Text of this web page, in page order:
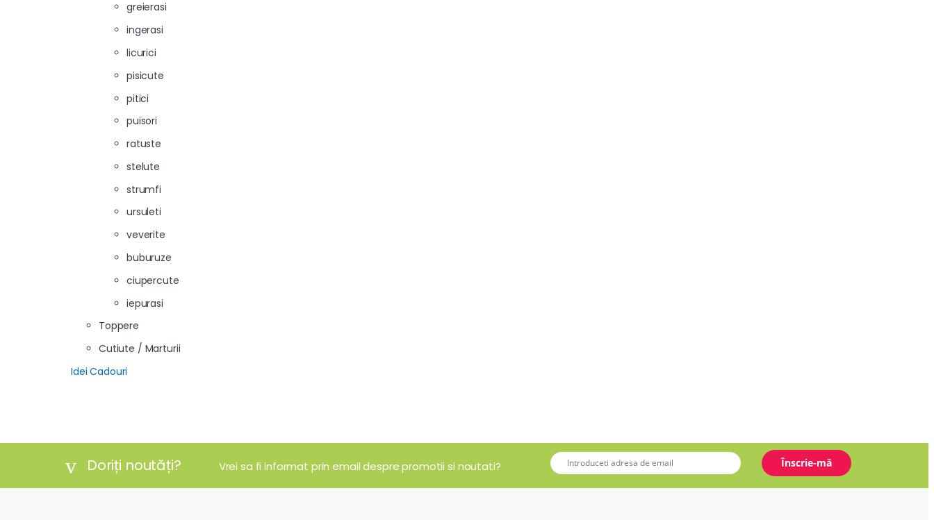
greierasi
ingerasi
licurici
pisicute
pitici
puisori
ratuste
stelute
strumfi
ursuleti
veverite
buburuze
ciupercute
iepurasi
Toppere
Cutiute / Marturii
Idei Cadouri
Doriți noutăți? Vrei sa fi informat prin email despre promotii si noutati?